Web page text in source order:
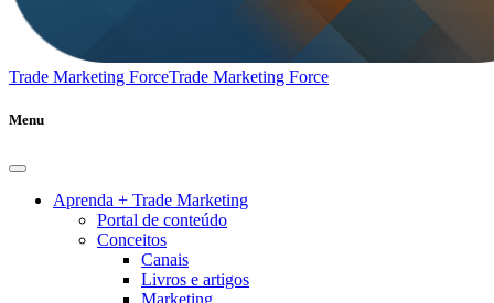
Trade Marketing ForceTrade Marketing Force
Menu
Aprenda + Trade Marketing
Portal de conteúdo
Conceitos
Canais
Livros e artigos